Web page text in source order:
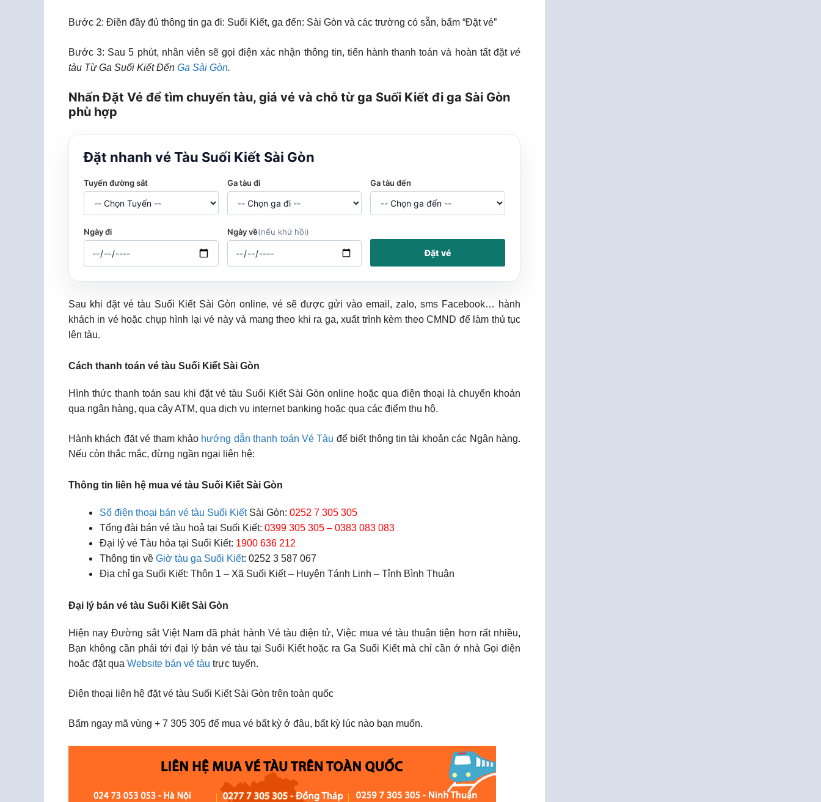
Bước 2: Điền đầy đủ thông tin ga đi: Suối Kiết, ga đến: Sài Gòn và các trường có sẵn, bấm “Đặt vé”
Bước 3: Sau 5 phút, nhân viên sẽ gọi điện xác nhận thông tin, tiến hành thanh toán và hoàn tất đặt vé
tàu Từ Ga Suối Kiết Đến Ga Sài Gòn.
Nhấn Đặt Vé để tìm chuyến tàu, giá vé và chỗ từ ga Suối Kiết đi ga Sài Gòn
phù hợp
Đặt nhanh vé Tàu Suối Kiết Sài Gòn
Tuyến đường sắt Ga tàu đi Ga tàu đến
Ngày đi Ngày về(nếu khứ hồi)
Đặt vé
Sau khi đặt vé tàu Suối Kiết Sài Gòn online, vé sẽ được gửi vào email, zalo, sms Facebook… hành
khách in vé hoặc chụp hình lại vé này và mang theo khi ra ga, xuất trình kèm theo CMND để làm thủ tục
lên tàu.
Cách thanh toán vé tàu Suối Kiết Sài Gòn
Hình thức thanh toán sau khi đặt vé tàu Suối Kiết Sài Gòn online hoặc qua điện thoại là chuyển khoản
qua ngân hàng, qua cây ATM, qua dịch vụ internet banking hoặc qua các điểm thu hộ.
Hành khách đặt vé tham khảo hướng dẫn thanh toán Vé Tàu để biết thông tin tài khoản các Ngân hàng.
Nếu còn thắc mắc, đừng ngần ngại liên hệ:
Thông tin liên hệ mua vé tàu Suối Kiết Sài Gòn
Số điện thoại bán vé tàu Suối KiếtSài Gòn: 0252 7 305 305
Tổng đài bán vé tàu hoả tại Suối Kiết: 0399 305 305 – 0383 083 083
Đại lý vé Tàu hỏa tại Suối Kiết: 1900 636 212
Thông tin về Giờ tàu ga Suối Kiết: 0252 3 587 067
Địa chỉ ga Suối Kiết: Thôn 1 – Xã Suối Kiết – Huyện Tánh Linh – Tỉnh Bình Thuận
Đại lý bán vé tàu Suối Kiết Sài Gòn
Hiện nay Đường sắt Việt Nam đã phát hành Vé tàu điện tử, Việc mua vé tàu thuận tiện hơn rất nhiều,
Bạn không cần phải tới đại lý bán vé tàu tại Suối Kiết hoặc ra Ga Suối Kiết mà chỉ cần ở nhà Gọi điện
hoặc đặt qua Website bán vé tàu trực tuyến.
Điện thoại liên hệ đặt vé tàu Suối Kiết Sài Gòn trên toàn quốc
Bấm ngay mã vùng + 7 305 305 để mua vé bất kỳ ở đâu, bất kỳ lúc nào bạn muốn.